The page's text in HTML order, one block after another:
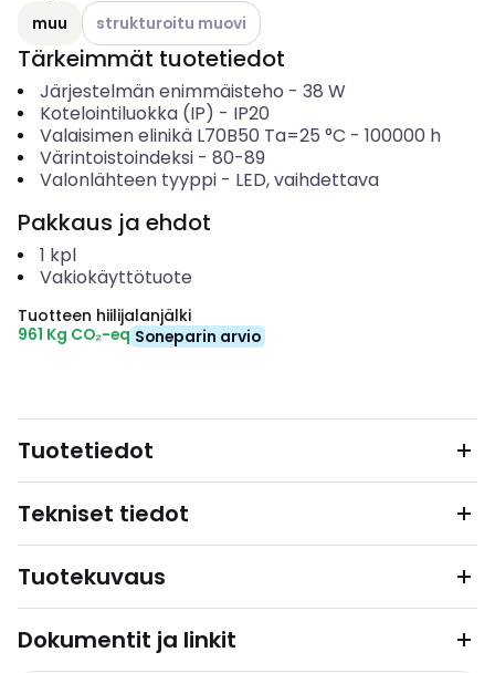
muu Katso käytettävissä olevat vaihtoehdot
strukturoitu muovi
Tärkeimmät tuotetiedot
Järjestelmän enimmäisteho - 38 W
Kotelointiluokka (IP) - IP20
Valaisimen elinikä L70B50 Ta=25 °C - 100000 h
Värintoistoindeksi- 80-89
Valonlähteen tyyppi- LED, vaihdettava
Pakkaus ja ehdot
1 kpl
Vakiokäyttötuote
Tuotteen hiilijalanjälki
961 Kg CO₂-eq Soneparin arvio
Tuotetiedot
Tekniset tiedot
Tuotekuvaus
Dokumentit ja linkit